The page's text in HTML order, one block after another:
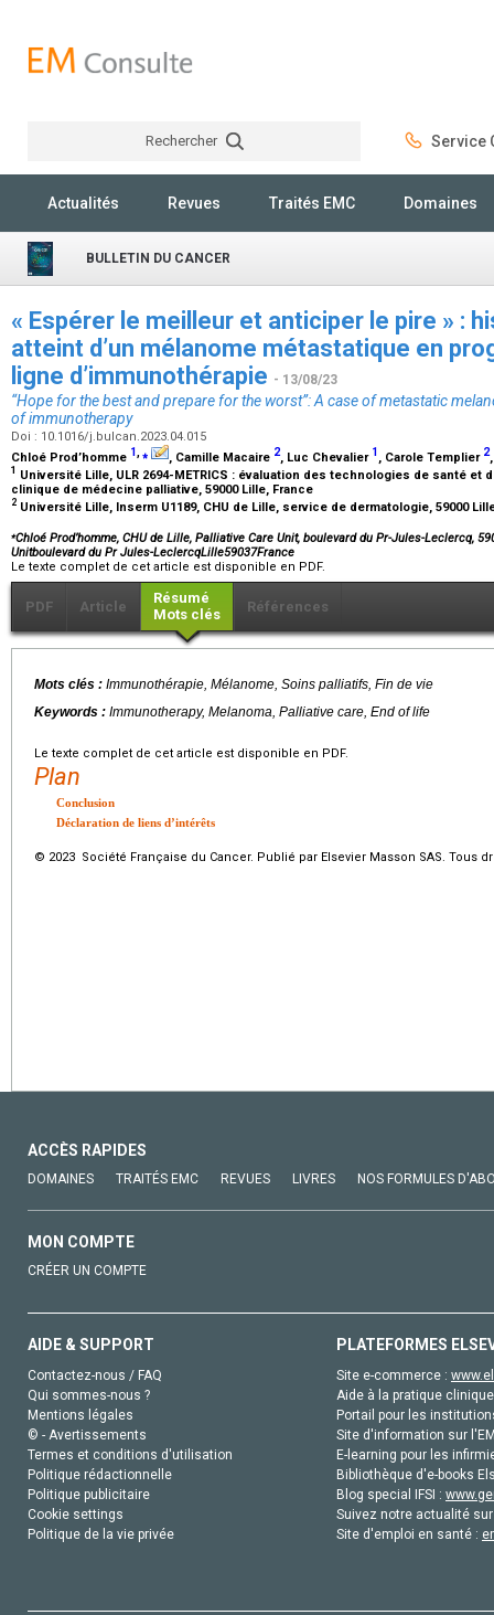
Rechercher Service
Actualités Revues Traités EMC Domaines
BULLETIN DU CANCER
« Espérer le meilleur et anticiper le pire » :
atteint d’un mélanome métastatique en
ligne d’immunothérapie - 13/08/23
“Hope for the best and prepare for the worst”: A case of metastatic
of immunotherapy
Doi : 10.1016/j.bulcan.2023.04.015
Chloé Prod’homme 1,⁎ , Camille Macaire 2, Luc Chevalier 1 , Carole Templier 2
1 Université Lille, ULR 2694-METRICS : évaluation des technologies de santé et
clinique de médecine palliative, 59000 Lille, France
2 Université Lille, Inserm U1189, CHU de Lille, service de dermatologie, 59000
⁎Chloé Prod’homme, CHU de Lille, Palliative Care Unit, boulevard du Pr-Jules-Leclercq,
Unitboulevard du Pr Jules-LeclercqLille59037France
Le texte complet de cet article est disponible en PDF.
PDF Article
Résumé
Mots clés
Références
Mots clés : Immunothérapie, Mélanome, Soins palliatifs, Fin de vie
Keywords : Immunotherapy, Melanoma, Palliative care, End of life
Le texte complet de cet article est disponible en PDF.
Plan
Conclusion
Déclaration de liens d’intérêts
© 2023 Société Française du Cancer. Publié par Elsevier Masson SAS. Tous
ACCÈS RAPIDES
DOMAINES TRAITÉS EMC REVUES LIVRES NOS FORMULES
MON COMPTE
CRÉER UN COMPTE
AIDE & SUPPORT
Contactez-nous / FAQ
Qui sommes-nous ?
Mentions légales
© - Avertissements
Termes et conditions d'utilisation
Politique rédactionnelle
Politique publicitaire
Cookie settings
Politique de la vie privée
PLATEFORMES
Site e-commerce :
Aide à la pratique
Portail pour les
Site d'information sur
E-learning pour les
Bibliothèque d'e-books
Blog special IFSI :
Suivez notre actualité
Site d'emploi en santé :